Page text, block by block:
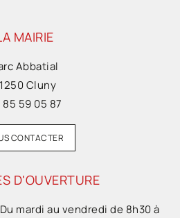
MAIRIE
Abbatial
Cluny
85 59 05 87
CONTACTER
D'OUVERTURE
mardi au vendredi de 8h30 à